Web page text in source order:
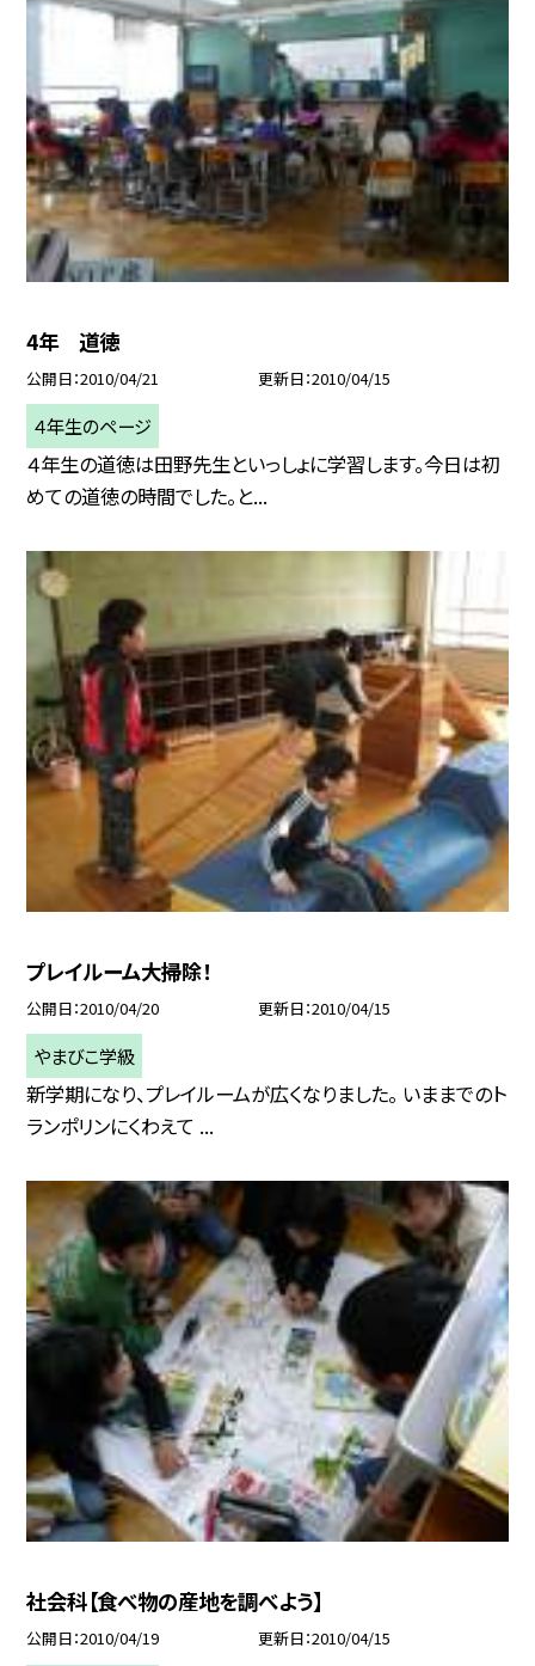
4年 道徳
公開日 2010/04/21 更新日 2010/04/15
４年生のページ
４年生の道徳は田野先生といっしょに学習します。今日は初
めての道徳の時間でした。と...
プレイルーム大掃除！
公開日 2010/04/20 更新日 2010/04/15
やまびこ学級
新学期になり、プレイルームが広くなりました。 いままでのト
ランポリンにくわえて ...
社会科【食べ物の産地を調べよう】
公開日 2010/04/19 更新日 2010/04/15